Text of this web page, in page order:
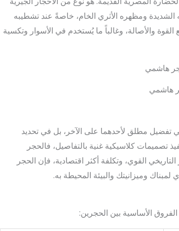
الشديدة ومظهره الأثري الخام، خاصةً عند تشطيبه
والأصالة، وغالباً ما يُستخدم في الأسوار وتكسية
هاشمي
تفضيل مطلق لأحدهما على الآخر، بل في تحديد
تصميمات كلاسيكية غنية بالتفاصيل، فالحجر
القوي، وتكلفة أكثر اقتصادية، فإن الحجر
لمبناك وميزانيتك والبيئة المحيطة به.
الأساسية بين الحجرين: